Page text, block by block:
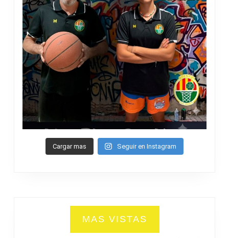
Cargar mas Seguir en Instagram
MAS VISTAS